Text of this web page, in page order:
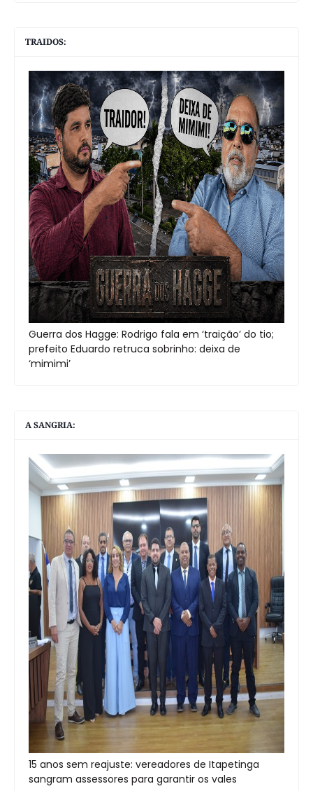
TRAIDOS:
Guerra dos Hagge: Rodrigo fala em ‘traição’ do tio;
prefeito Eduardo retruca sobrinho: deixa de
‘mimimi’
A SANGRIA:
15 anos sem reajuste: vereadores de Itapetinga
sangram assessores para garantir os vales